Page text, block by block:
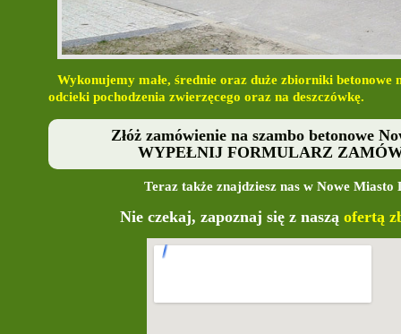
Wykonujemy małe, średnie oraz duże zbiorniki betonowe
odcieki pochodzenia zwierzęcego oraz na deszczówkę.
Złóż zamówienie na szambo betonowe
WYPEŁNIJ FORMULARZ
Teraz także znajdziesz nas w Nowe Miasto
Nie czekaj, zapoznaj się z naszą ofertą